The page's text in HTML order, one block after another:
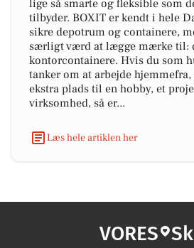
lige så smarte og fleksible som
tilbyder. BOXIT er kendt i hele
sikre depotrum og containere,
særligt værd at lægge mærke til:
kontorcontainere. Hvis du som
tanker om at arbejde
ekstra plads til en hobby, et
virksomhed, så er...
Læs hele artiklen her
VORES